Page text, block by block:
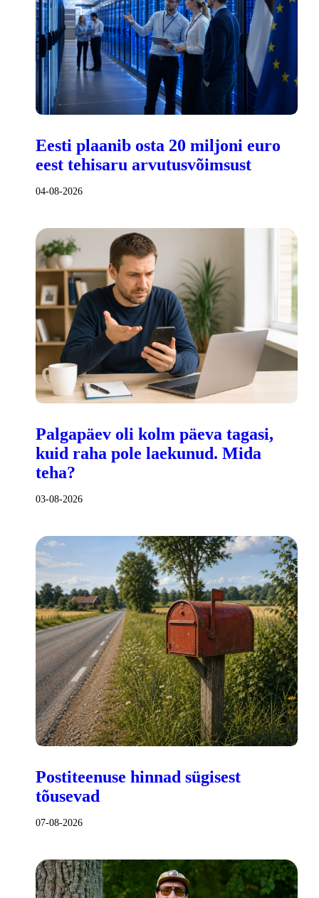
Eesti plaanib osta 20 miljoni euro
eest tehisaru arvutusvõimsust
04-08-2026
Palgapäev oli kolm päeva tagasi,
kuid raha pole laekunud. Mida
teha?
03-08-2026
Postiteenuse hinnad sügisest
tõusevad
07-08-2026